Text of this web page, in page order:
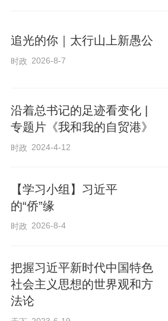
2019年8月，习近平总
高窟，还在敦煌研究院主
问题。有一个细节，散会
总书记在门口停住脚步
家：“世界文化遗产，保护
经济效益，不能过于商业
追光的你｜太行山上新愚公
时政 2026-8-7
沿着总书记的足迹看变化 |
专题片《我和我的自贸港》
时政 2024-4-12
【学习小组】习近平
的“侨”缘
时政 2026-8-4
把握习近平新时代中国特色
社会主义思想的世界观和方
法论